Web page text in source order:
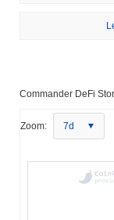
Commander DeFi
Zoom: 7d